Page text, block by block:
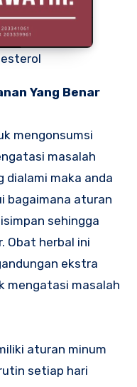
Yang Benar
mengonsumsi
masalah
dialami maka anda
bagaimana aturan
sehingga
Obat herbal ini
ekstra
mengatasi masalah
aturan minum
setiap hari